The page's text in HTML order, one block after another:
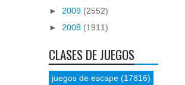
► 2009 (2552)
► 2008 (1911)
CLASES DE JUEGOS
juegos de escape (17816)